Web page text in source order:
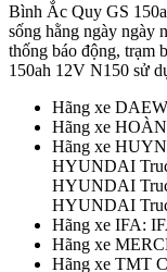
Bình Ắc Quy GS
sống hằng ngày ngày
thống báo động, trạm
150ah 12V N150 sử
Hãng xe
Hãng xe
Hãng xe
HYUNDAI
HYUNDAI
HYUNDAI
Hãng xe IFA:
Hãng xe
Hãng xe TMT